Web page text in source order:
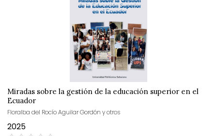
Miradas sobre la gestión de la educación superior en el
Ecuador
Floralba del Rocío Aguilar Gordón y otros
2025